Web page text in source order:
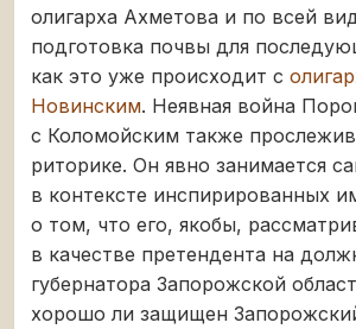
олигарха Ахметова и по всей
подготовка почвы для
как это уже происходит с
Новинским. Неявная война
с Коломойским также
риторике. Он явно занимается
в контексте инспирированных
о том, что его, якобы,
в качестве претендента на
губернатора Запорожской
хорошо ли защищен